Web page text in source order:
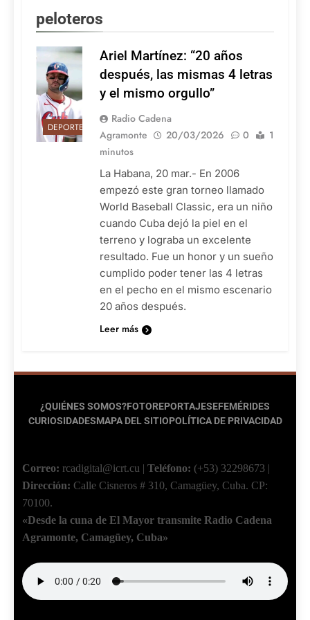
peloteros
DEPORTES
Ariel Martínez: “20 años
después, las mismas 4 letras
y el mismo orgullo”
Radio Cadena
Agramonte
20/03/2026 0
1
minutos
La Habana, 20 mar.- En 2006
empezó este gran torneo llamado
World Baseball Classic, era un niño
cuando Cuba dejó la piel en el
terreno y lograba un excelente
resultado. Fue un honor y un sueño
cumplido poder tener las 4 letras
en el pecho en el mismo escenario
20 años después.
Leer más
¿QUIÉNES SOMOS?FOTOREPORTAJESEFEMÉRIDES
CURIOSIDADESMAPA DEL SITIOPOLÍTICA DE PRIVACIDAD
Correo: rcadigital@icrt.cu | Teléfono: (+53) 32298673 |
Dirección: Calle Cisneros # 310, Camagüey, Cuba. CP:
70100.
«Desde la cuna de El Mayor transmite Radio Cadena
Agramonte, Camagüey, Cuba»